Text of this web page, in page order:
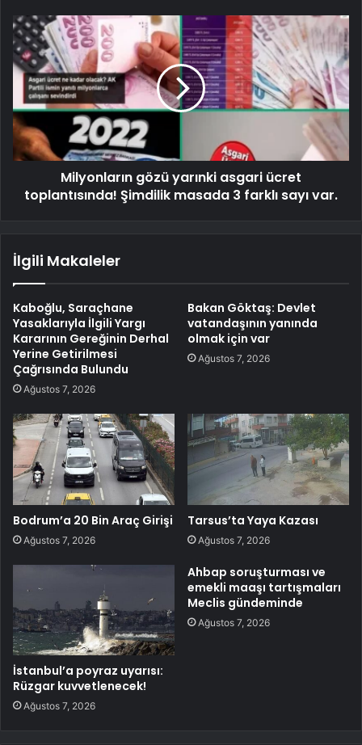
Milyonların gözü yarınki asgari ücret
toplantısında! Şimdilik masada 3 farklı sayı var.
İlgili Makaleler
Kaboğlu, Saraçhane
Yasaklarıyla İlgili Yargı
Kararının Gereğinin Derhal
Yerine Getirilmesi
Çağrısında Bulundu
Ağustos 7, 2026
Bakan Göktaş: Devlet
vatandaşının yanında
olmak için var
Ağustos 7, 2026
Bodrum’a 20 Bin Araç Girişi
Ağustos 7, 2026
Tarsus’ta Yaya Kazası
Ağustos 7, 2026
İstanbul’a poyraz uyarısı:
Rüzgar kuvvetlenecek!
Ağustos 7, 2026
Ahbap soruşturması ve
emekli maaşı tartışmaları
Meclis gündeminde
Ağustos 7, 2026